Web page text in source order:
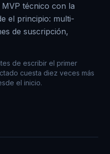
técnico con la
el principio: multi-
de suscripción,
de escribir el primer
cuesta diez veces más
el inicio.